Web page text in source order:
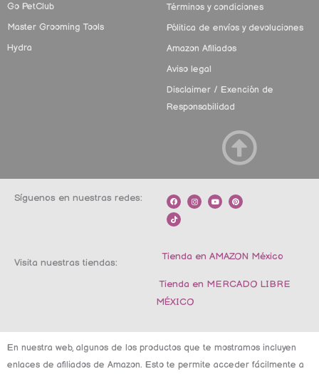
Go PetClub
Master Grooming Tools
Hydra
Términos y condiciones
Pólitica de envíos y devoluciones
Amazon Afiliados
Aviso legal
Disclaimer / Exención de
Responsabilidad
Síguenos en nuestras redes:
F
a
c
e
b
I
n
s
m
Y
o
u
P
i
n
t
T
i
k
t
o
Visita nuestras tiendas:
Tienda en AMAZON México
Tienda en MERCADO LIBRE
MÉXICO
En nuestra web, algunos de los productos que te mostramos incluyen
enlaces de afiliados de Amazon. Esto te permite acceder fácilmente a